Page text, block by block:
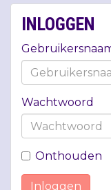
INLOGGEN
Wachtwoord
Onthouden
Inloggen